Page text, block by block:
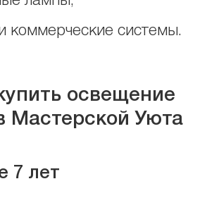
коммерческие системы.
освещение
Мастерской Уюта
7 лет